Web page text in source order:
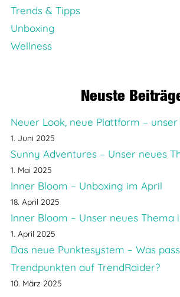
Trends & Tipps
Unboxing
Wellness
Neuste
Neuer Look, neue Plattform –
1. Juni 2025
Sunny Adventures – Unser neues
1. Mai 2025
Inner Bloom – Unboxing im April
18. April 2025
Inner Bloom – Unser neues Thema
1. April 2025
Das neue Punktesystem – Was
Trendpunkten auf TrendRaider?
10. März 2025